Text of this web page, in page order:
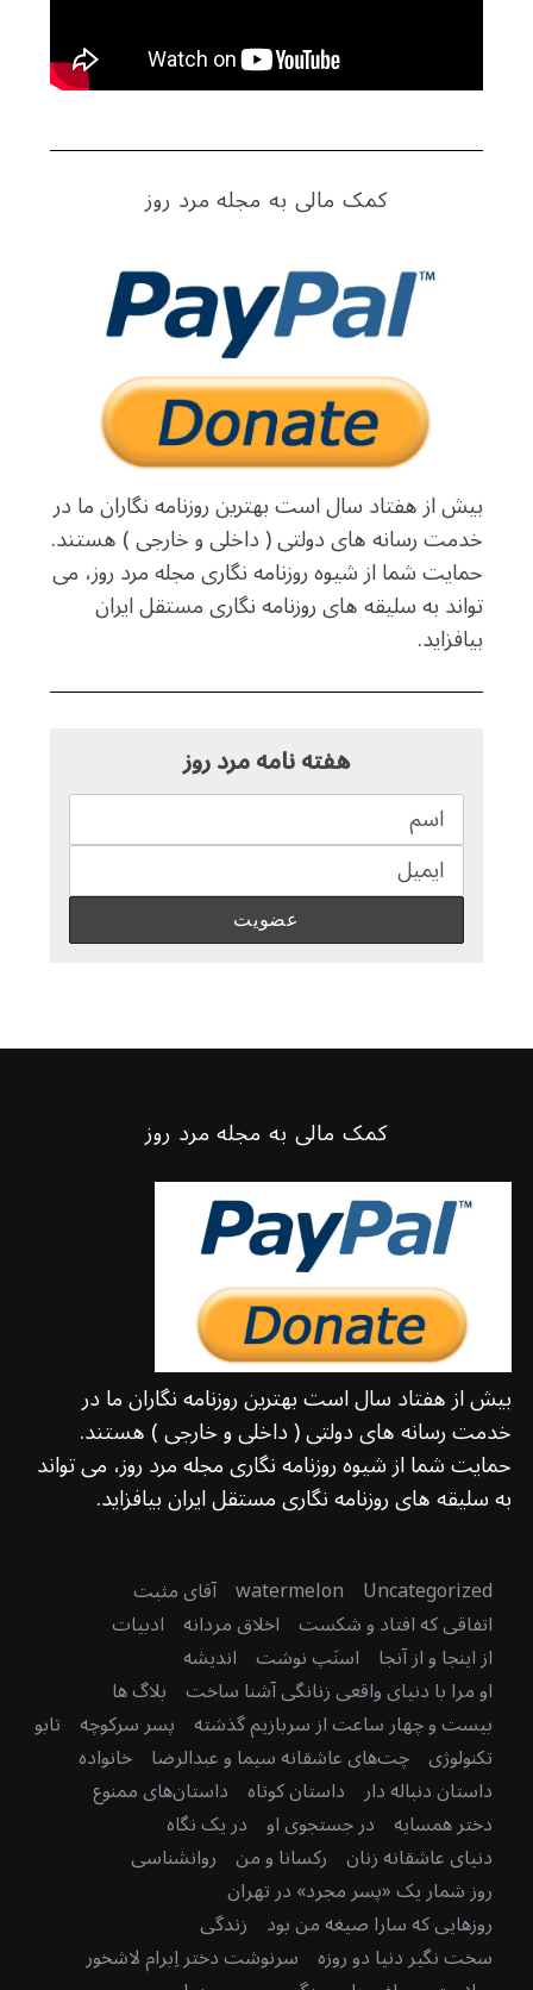
کمک مالی به مجله مرد روز
بیش از هفتاد سال است بهترین روزنامه نگاران ما در
خدمت رسانه های دولتی ( داخلی و خارجی ) هستند.
حمایت شما از شیوه روزنامه نگاری مجله مرد روز، می
تواند به سلیقه های روزنامه نگاری مستقل ایران
بیافزاید.
هفته نامه مرد روز
کمک مالی به مجله مرد روز
بیش از هفتاد سال است بهترین روزنامه نگاران ما در
خدمت رسانه های دولتی ( داخلی و خارجی ) هستند.
حمایت شما از شیوه روزنامه نگاری مجله مرد روز، می تواند
به سلیقه های روزنامه نگاری مستقل ایران بیافزاید.
Uncategorized
watermelon آقای مثبت
اتفاقی که افتاد و شکست اخلاق مردانه ادبیات
از اینجا و از آنجا اسنَپ نوشت اندیشه
او مرا با دنیای واقعی زنانگی آشنا ساخت بلاگ ها
بیست و چهار ساعت از سربازیم گذشته پسر سرکوچه تابو
تکنولوژی چت‌های عاشقانه سیما و عبدالرضا خانواده
داستان دنباله دار داستان کوتاه داستان‌های ممنوع
دختر همسایه در جستجوی او در یک نگاه
دنیای عاشقانه زنان رکسانا و من روانشناسی
روز شمار یک «پسر مجرد» در تهران
روزهایی که سارا صیغه من بود زندگی
سخت نگیر دنیا دو روزه سرنوشت دختر اِبرام لاشخور
h